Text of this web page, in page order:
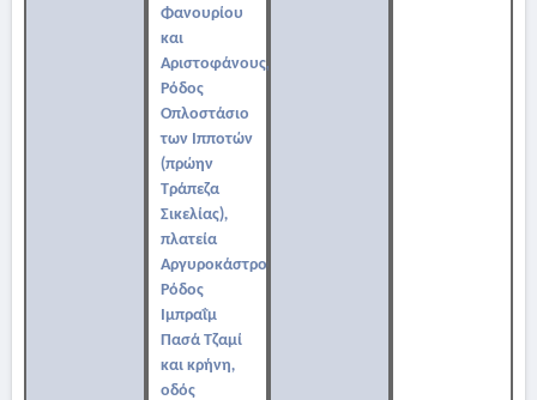
Φανουρίου
και
Αριστοφάνους,
Ρόδος
Οπλοστάσιο
των Ιπποτών
(πρώην
Τράπεζα
Σικελίας),
πλατεία
Αργυροκάστρου,
Ρόδος
Ιμπραΐμ
Πασά Τζαμί
και κρήνη,
οδός